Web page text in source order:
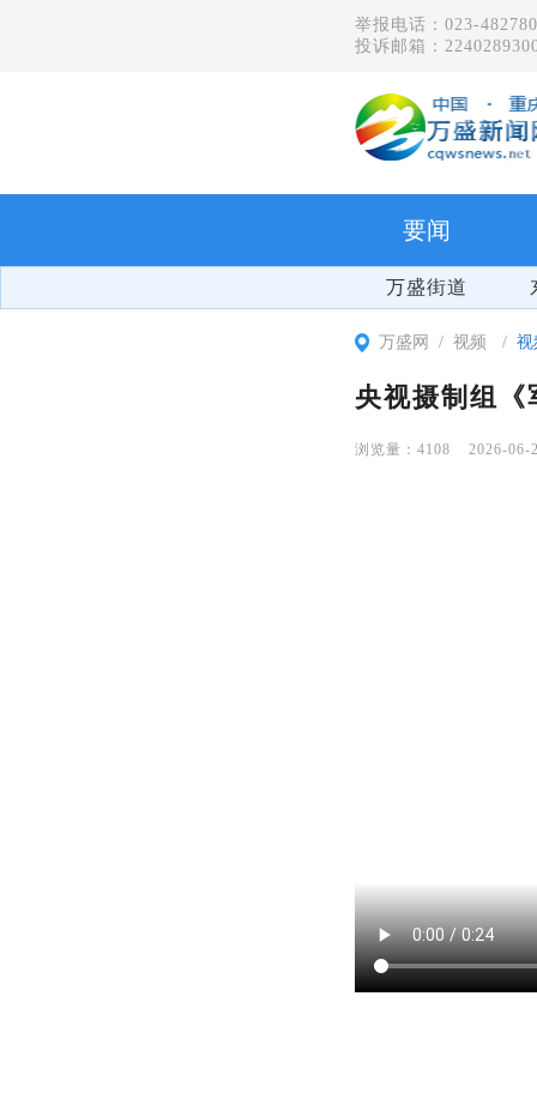
举报电话：023-
投诉邮箱：
要闻
万盛街道
万盛网 视频 视
央视摄制组
4108 2026-06-